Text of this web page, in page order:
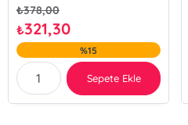
₺378,00
₺321,30
%15
Sepete Ekle